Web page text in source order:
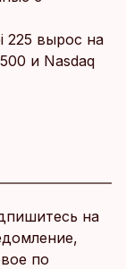
225 вырос на
и Nasdaq
на
по